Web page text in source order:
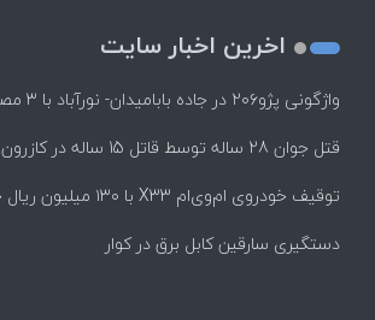
اخرین اخبار سایت
واژگونی پژو۲۰۶ در جاده بابامیدان- نورآباد با ۳ مصدوم
قتل جوان 28 ساله توسط قاتل 15 ساله در کازرون
توقیف خودروی ام‌وی‌ام X33 با ۱۳۰ میلیون ریال خلافی در سروستان
دستگیری سارقین کابل برق در کوار